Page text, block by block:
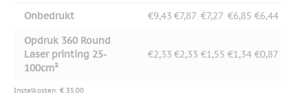
Onbedrukt €9,43 €7,87 €7,27 €6,85 €6,44
Opdruk 360 Round
Laser printing 25-
100cm²
€2,33 €2,33 €1,55 €1,34 €0,87
Instelkosten: € 35,00